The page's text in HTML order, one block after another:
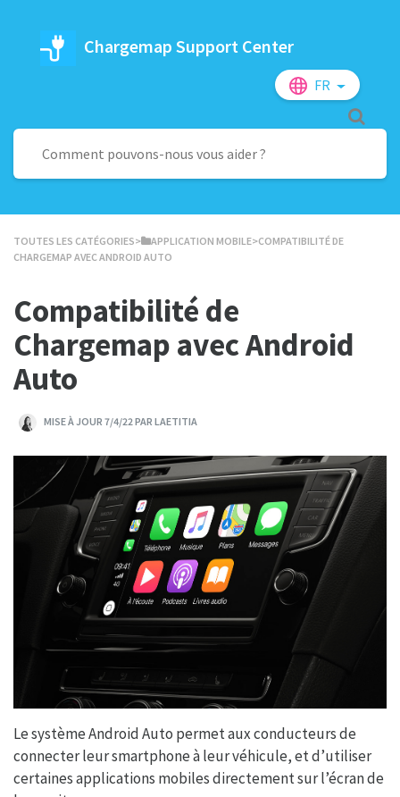
Chargemap Support Center
FR
TOUTES LES CATÉGORIES​>​ ​APPLICATION MOBILE​>​ COMPATIBILITÉ DE
CHARGEMAP AVEC ANDROID AUTO
Compatibilité de
Chargemap avec Android
Auto
MISE À JOUR 7/4/22 PAR LAETITIA
Le système Android Auto permet aux conducteurs de
connecter leur smartphone à leur véhicule, et d’utiliser
certaines applications mobiles directement sur l’écran de